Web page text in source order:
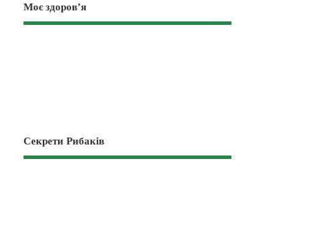
Моє здоров’я
Секрети Рибаків